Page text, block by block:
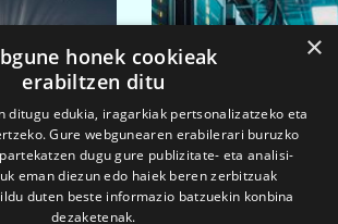
×
honek cookieak
erabiltzen ditu
ditugu edukia, iragarkiak pertsonalizatzeko eta
Gure webgunearen erabilerari buruzko
dugu gure publizitate- eta analisi-
eman diezun edo haiek beren zerbitzuak
duten beste informazio batzuekin konbina
dezaketenak.